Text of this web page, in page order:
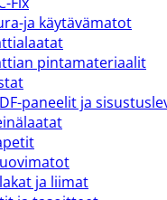
ja käytävämatot
pintamateriaalit
paneelit ja
ja liimat